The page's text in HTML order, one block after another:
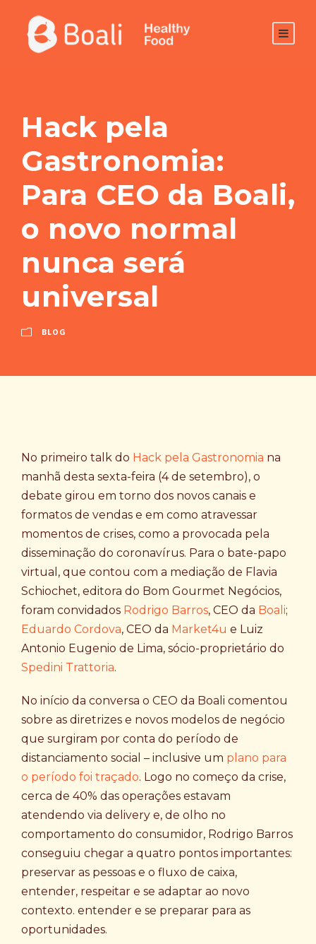
Hack pela
Gastronomia:
Para CEO da Boali,
o novo normal
nunca será
universal
BLOG
No primeiro talk do Hack pela Gastronomia na
manhã desta sexta-feira (4 de setembro), o
debate girou em torno dos novos canais e
formatos de vendas e em como atravessar
momentos de crises, como a provocada pela
disseminação do coronavírus. Para o bate-papo
virtual, que contou com a mediação de Flavia
Schiochet, editora do Bom Gourmet Negócios,
foram convidados Rodrigo Barros, CEO da Boali;
Eduardo Cordova, CEO da Market4u e Luiz
Antonio Eugenio de Lima, sócio-proprietário do
Spedini Trattoria.
No início da conversa o CEO da Boali comentou
sobre as diretrizes e novos modelos de negócio
que surgiram por conta do período de
distanciamento social – inclusive um plano para
o período foi traçado. Logo no começo da crise,
cerca de 40% das operações estavam
atendendo via delivery e, de olho no
comportamento do consumidor, Rodrigo Barros
conseguiu chegar a quatro pontos importantes:
preservar as pessoas e o fluxo de caixa,
entender, respeitar e se adaptar ao novo
contexto. entender e se preparar para as
oportunidades.